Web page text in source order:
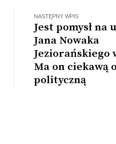
NASTĘPNY WPIS
Jest pomysł na
Jana Nowaka
Jeziorańskiego
Ma on ciekawą
polityczną